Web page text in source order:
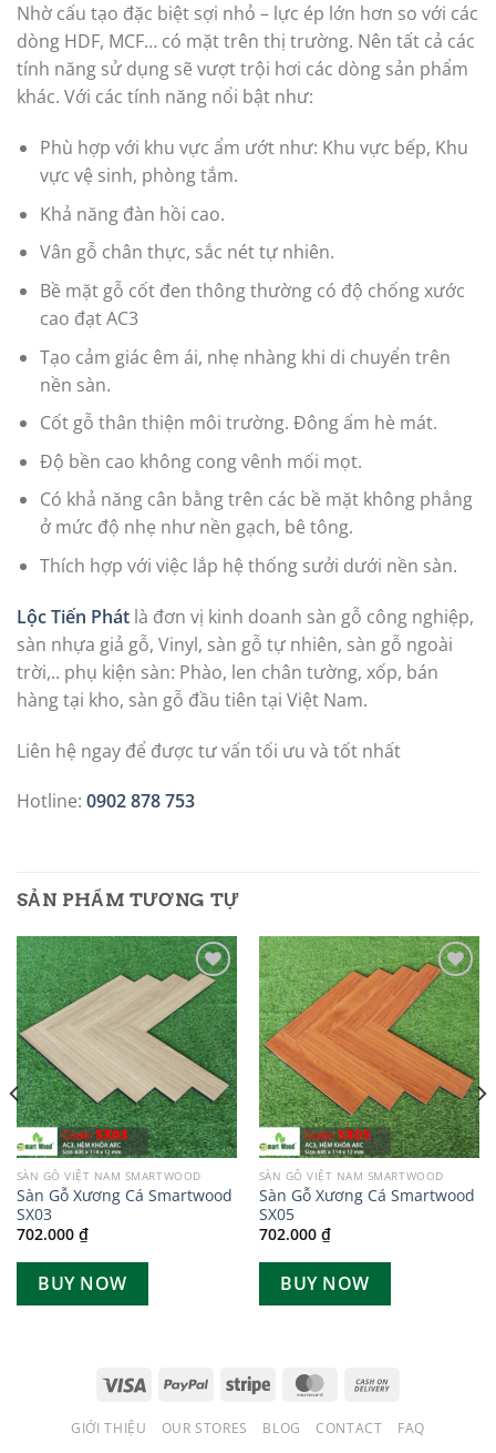
Nhờ cấu tạo đặc biệt sợi nhỏ – lực ép lớn hơn so với các
dòng HDF, MCF… có mặt trên thị trường. Nên tất cả các
tính năng sử dụng sẽ vượt trội hơi các dòng sản phẩm
khác. Với các tính năng nổi bật như:
Phù hợp với khu vực ẩm ướt như: Khu vực bếp, Khu
vực vệ sinh, phòng tắm.
Khả năng đàn hồi cao.
Vân gỗ chân thực, sắc nét tự nhiên.
Bề mặt gỗ cốt đen thông thường có độ chống xước
cao đạt AC3
Tạo cảm giác êm ái, nhẹ nhàng khi di chuyển trên
nền sàn.
Cốt gỗ thân thiện môi trường. Đông ấm hè mát.
Độ bền cao không cong vênh mối mọt.
Có khả năng cân bằng trên các bề mặt không phẳng
ở mức độ nhẹ như nền gạch, bê tông.
Thích hợp với việc lắp hệ thống sưởi dưới nền sàn.
Lộc Tiến Phát là đơn vị kinh doanh sàn gỗ công nghiệp,
sàn nhựa giả gỗ, Vinyl, sàn gỗ tự nhiên, sàn gỗ ngoài
trời,.. phụ kiện sàn: Phào, len chân tường, xốp, bán
hàng tại kho, sàn gỗ đầu tiên tại Việt Nam.
Liên hệ ngay để được tư vấn tối ưu và tốt nhất
Hotline: 0902 878 753
SẢN PHẨM TƯƠNG TỰ
Add to
wishlist
SÀN GỖ VIỆT NAM SMARTWOOD
Sàn Gỗ Xương Cá Smartwood
SX03
702.000 ₫
BUY NOW
Add to
wishlist
SÀN GỖ VIỆT NAM SMARTWOOD
Sàn Gỗ Xương Cá Smartwood
SX05
702.000 ₫
BUY NOW
GIỚI THIỆU OUR STORES BLOG CONTACT FAQ